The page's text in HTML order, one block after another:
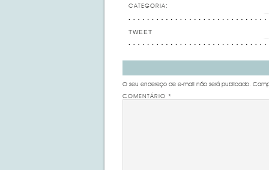
CATEGORIA:
TWEET
O seu endereço de e-mail não será publicado.
COMENTÁRIO *